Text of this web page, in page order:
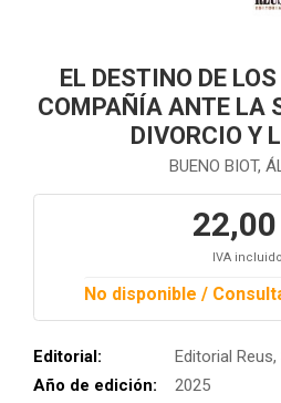
EL DESTINO DE
COMPAÑÍA ANTE LA
DIVORCIO Y
BUENO BIOT,
IVA incluido
No disponible /
Editorial:
Editorial Reus,
Año de edición:
2025